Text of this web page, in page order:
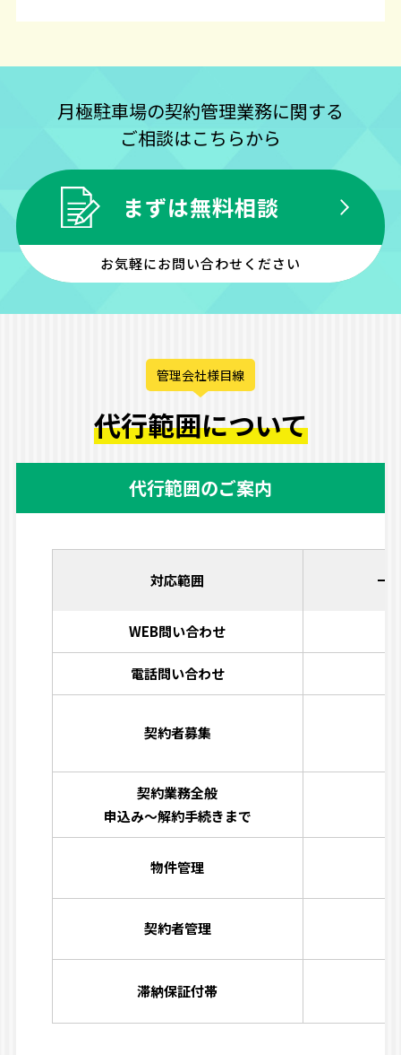
月極駐車場の契約管理業務に関する
ご相談はこちらから
まずは無料相談
お気軽にお問い合わせください
管理会社様目線
代行範囲について
代行範囲のご案内
対応範囲 一
WEB問い合わせ
電話問い合わせ
契約者募集
契約業務全般
申込み〜解約手続きまで
物件管理
契約者管理
滞納保証付帯